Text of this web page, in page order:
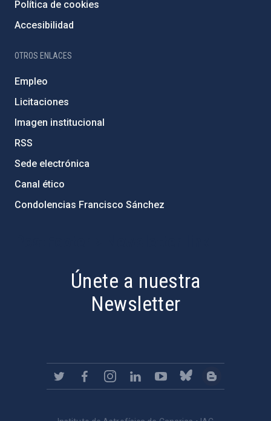
Política de cookies
Accesibilidad
OTROS ENLACES
Empleo
Licitaciones
Imagen institucional
RSS
Sede electrónica
Canal ético
Condolencias Francisco Sánchez
Únete a nuestra
Newsletter